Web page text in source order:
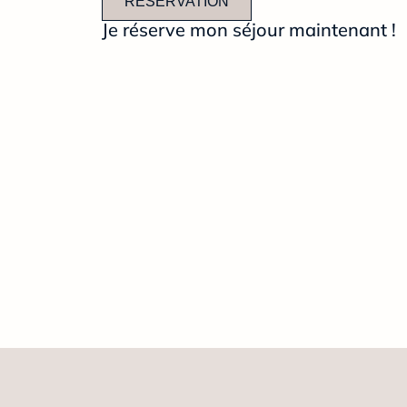
Je réserve mon séjour maintenant !